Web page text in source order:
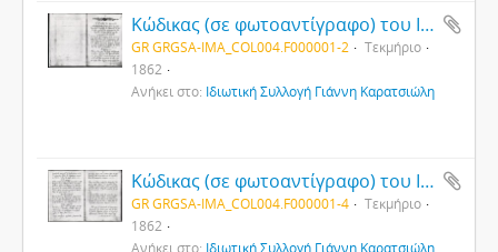
Κώδικας (σε φωτοαντίγραφο) του Ι. Ναού Αγ. Θεοδώρου του Τήρωνος της κωμόπολης Χαλδίας (Αργυρούπολης) του Πόντου (2)
GR GRGSA-IMA_COL004.F000001-2
Τεκμήριο
1862
Ανήκει στο: Ιδιωτική Συλλογή Γιάννη Καρατσιώλη
Κώδικας (σε φωτοαντίγραφο) του Ι. Ναού Αγ. Θεοδώρου του Τήρωνος της κωμόπολης Χαλδίας (Αργυρούπολης) του Πόντου (4)
GR GRGSA-IMA_COL004.F000001-4
Τεκμήριο
1862
Ανήκει στο: Ιδιωτική Συλλογή Γιάννη Καρατσιώλη